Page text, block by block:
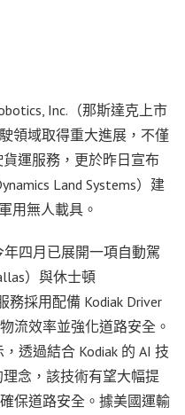
Inc.（那斯達克上市
領域取得重大進展，不僅
運服務，更於昨日宣布
Land Systems）建
用無人載具。
年四月已展開一項自動駕
）與休士頓
務採用配備 Kodiak Driver
流效率並強化道路安全。
透過結合 Kodiak 的 AI 技
念，該技術有望大幅提
保道路安全。據美國運輸